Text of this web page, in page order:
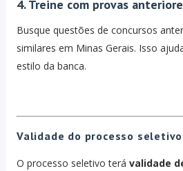
4. Treine com provas
Busque questões de concursos
similares em Minas Gerais. Isso
estilo da banca.
Validade do processo seletivo
O processo seletivo terá validade